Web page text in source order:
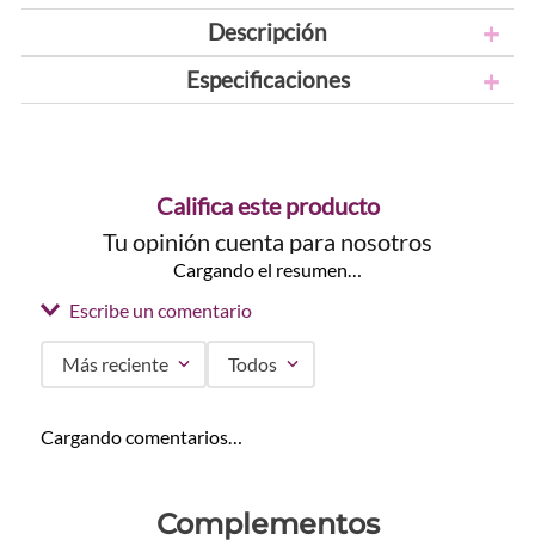
Descripción
Especificaciones
Califica este producto
Tu opinión cuenta para nosotros
Cargando el resumen…
Escribe un comentario
Más reciente Todos
Cargando comentarios…
Complementos